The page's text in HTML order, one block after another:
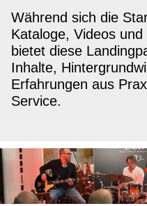
Während sich die
Kataloge, Videos
bietet diese
Inhalte,
Erfahrungen aus
Service.